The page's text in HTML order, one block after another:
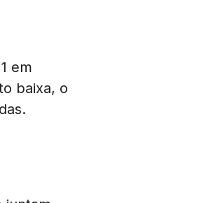
em
baixa, o